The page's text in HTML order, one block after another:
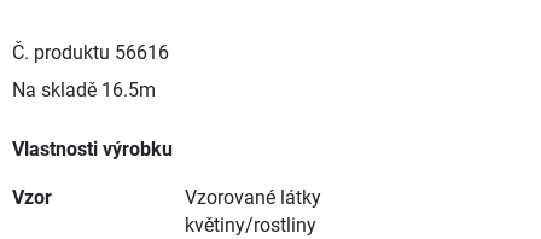
Č. produktu 56616
Na skladě 16.5m
Vlastnosti výrobku
Vzor
Vzorované látky
květiny/rostliny